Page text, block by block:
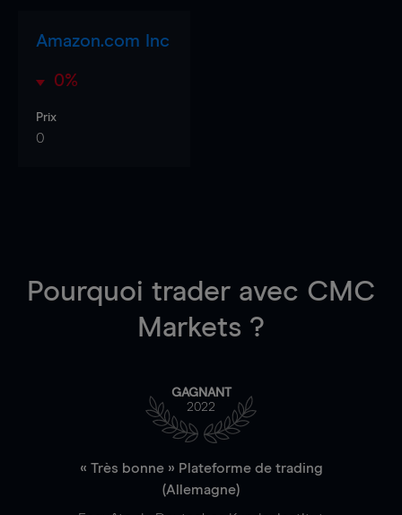
Amazon.com Inc
0%
Prix
0
Pourquoi trader avec CMC
Markets ?
GAGNANT
2022
« Très bonne » Plateforme de trading
(Allemagne)